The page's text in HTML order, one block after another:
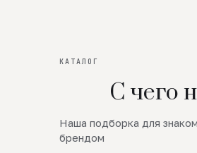
КАТАЛОГ
С чего
Наша подборка для
брендом
Новинки
SALE